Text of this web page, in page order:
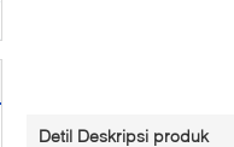
Detil Deskripsi produk